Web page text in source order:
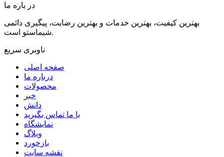
در باره ما
بهترین کیفیت، بهترین خدمات و بهترین رضایت، پیگیری دائمی
شیماستو است.
ناوبری سریع
صفحه اصلی
درباره ما
محصولات
خبر
دانش
با ما تماس بگیرید
نمایشگاه
وبلاگ
بازخورد
نقشه سایت